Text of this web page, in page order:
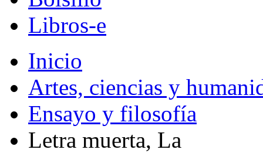
Libros-e
Inicio
Artes, ciencias y
Ensayo y filosofía
Letra muerta, La